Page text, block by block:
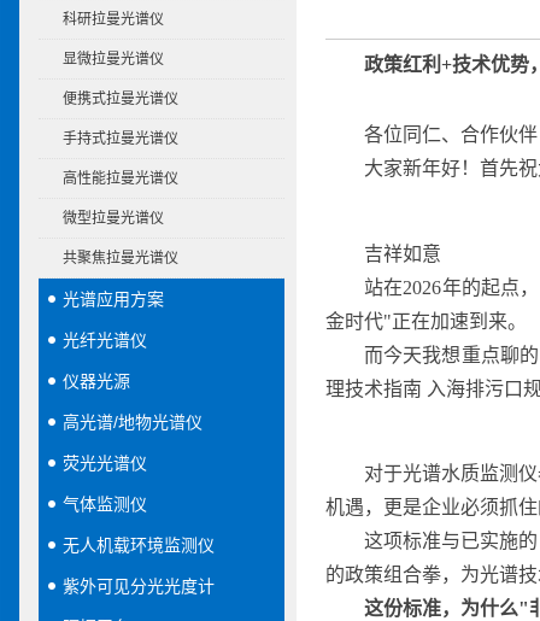
科研拉曼光谱仪
显微拉曼光谱仪
便携式拉曼光谱仪
手持式拉曼光谱仪
高性能拉曼光谱仪
微型拉曼光谱仪
共聚焦拉曼光谱仪
光谱应用方案
光纤光谱仪
仪器光源
高光谱/地物光谱仪
荧光光谱仪
气体监测仪
无人机载环境监测仪
紫外可见分光光度计
政策红利+技术优势
各位同仁、合作伙
大家新年好！首先
吉祥如意
站在2026年的起点
金时代"正在加速到来。
而今天我想重点聊
理技术指南 入海排污口
对于光谱水质监测
机遇，更是企业必须抓
这项标准与已实施
的政策组合拳，为光谱
这份标准，为什么"